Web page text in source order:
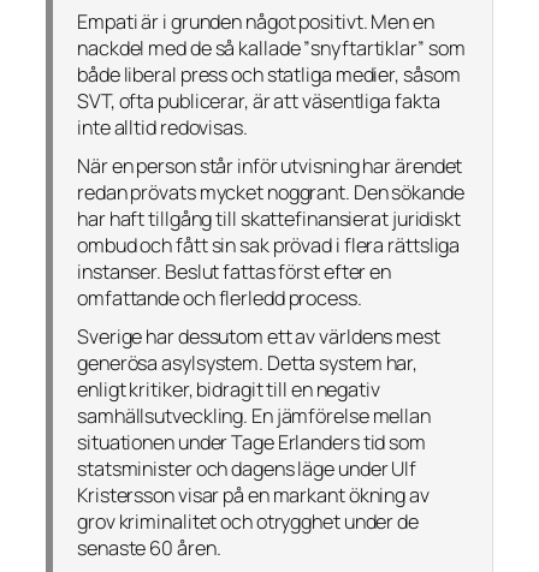
Empati är i grunden något positivt. Men en
nackdel med de så kallade ”snyftartiklar” som
både liberal press och statliga medier, såsom
SVT, ofta publicerar, är att väsentliga fakta
inte alltid redovisas.
När en person står inför utvisning har ärendet
redan prövats mycket noggrant. Den sökande
har haft tillgång till skattefinansierat juridiskt
ombud och fått sin sak prövad i flera rättsliga
instanser. Beslut fattas först efter en
omfattande och flerledd process.
Sverige har dessutom ett av världens mest
generösa asylsystem. Detta system har,
enligt kritiker, bidragit till en negativ
samhällsutveckling. En jämförelse mellan
situationen under Tage Erlanders tid som
statsminister och dagens läge under Ulf
Kristersson visar på en markant ökning av
grov kriminalitet och otrygghet under de
senaste 60 åren.